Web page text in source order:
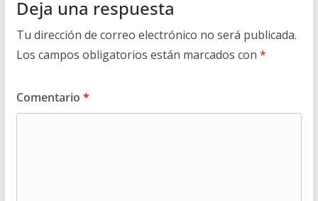
Deja una respuesta
Tu dirección de correo electrónico no será publicada.
Los campos obligatorios están marcados con *
Comentario *